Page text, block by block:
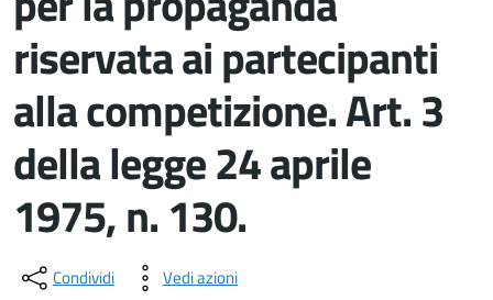
riservata ai partecipanti
alla competizione. Art. 3
della legge 24 aprile
1975, n. 130.
Dettagli del documento
Condividi Vedi azioni